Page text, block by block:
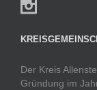
Der Kreis
Gründung im